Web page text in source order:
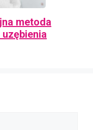
metoda
uzębienia